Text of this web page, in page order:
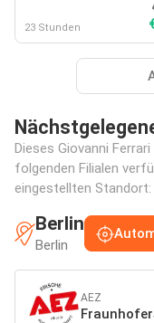
23 Stunden
Dieses Giovanni
folgenden Filialen
eingestellten Standort:
Berlin
Berlin
AEZ